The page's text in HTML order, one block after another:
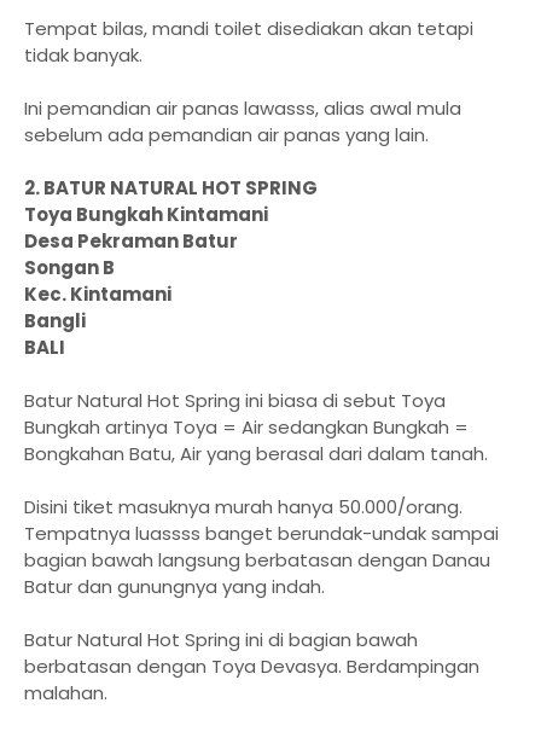
Tempat bilas, mandi toilet disediakan akan tetapi
tidak banyak.
Ini pemandian air panas lawasss, alias awal mula
sebelum ada pemandian air panas yang lain.
2. BATUR NATURAL HOT SPRING
Toya Bungkah Kintamani
Desa Pekraman Batur
Songan B
Kec. Kintamani
Bangli
BALI
Batur Natural Hot Spring ini biasa di sebut Toya
Bungkah artinya Toya = Air sedangkan Bungkah =
Bongkahan Batu, Air yang berasal dari dalam tanah.
Disini tiket masuknya murah hanya 50.000/orang.
Tempatnya luassss banget berundak-undak sampai
bagian bawah langsung berbatasan dengan Danau
Batur dan gunungnya yang indah.
Batur Natural Hot Spring ini di bagian bawah
berbatasan dengan Toya Devasya. Berdampingan
malahan.